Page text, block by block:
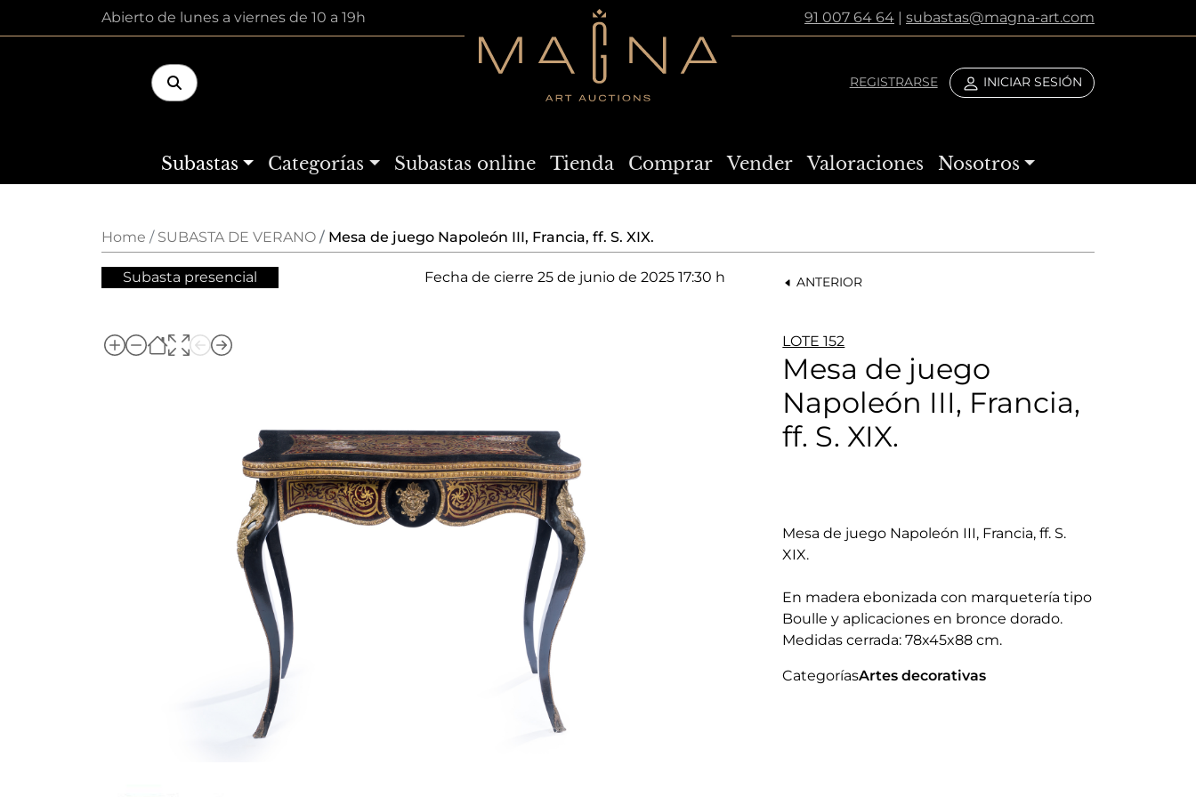
Abierto de lunes a viernes de 10 a 19h 91 007 64 64 | subastas@magna-art.com
REGISTRARSE INICIAR SESIÓN
Subastas Categorías Subastas online Tienda Comprar Vender Valoraciones Nosotros
Home SUBASTA DE VERANO Mesa de juego Napoleón III, Francia, ff. S. XIX.
Subasta presencial Fecha de cierre25 de junio de 2025 17:30 h ANTERIOR
LOTE 152
Mesa de juego
Napoleón III, Francia,
ff. S. XIX.
Mesa de juego Napoleón III, Francia, ff. S.
XIX.
En madera ebonizada con marquetería tipo
Boulle y aplicaciones en bronce dorado.
Medidas cerrada: 78x45x88 cm.
CategoríasArtes decorativas